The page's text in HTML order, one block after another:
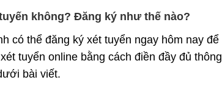
không? Đăng ký như thế nào?
có thể đăng ký xét tuyển ngay hôm nay để
tuyển online bằng cách điền đầy đủ thông
bài viết.